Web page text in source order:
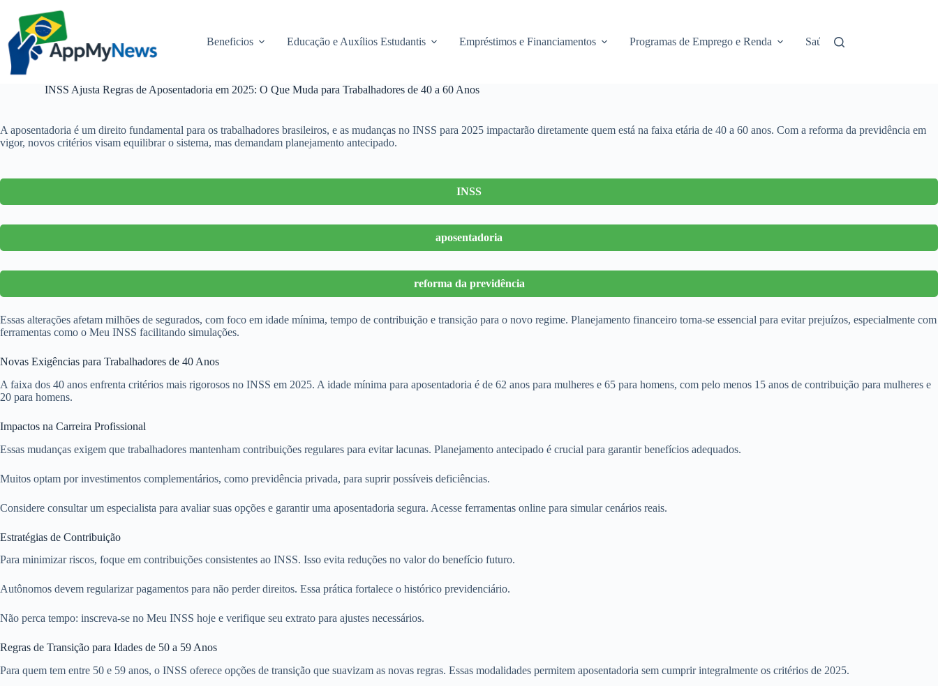
conteúdo
Beneficios Educação e Auxílios Estudantis Empréstimos e Financiamentos Programas de Emprego e Renda Saúde e Assistência
INSS Ajusta Regras de Aposentadoria em 2025: O Que Muda para Trabalhadores de 40 a 60 Anos
A aposentadoria é um direito fundamental para os trabalhadores brasileiros, e as mudanças no INSS para 2025 impactarão diretamente quem está na faixa etária de 40 a 60 anos. Com a reforma da previdência em
vigor, novos critérios visam equilibrar o sistema, mas demandam planejamento antecipado.
INSS
aposentadoria
reforma da previdência
Essas alterações afetam milhões de segurados, com foco em idade mínima, tempo de contribuição e transição para o novo regime. Planejamento financeiro torna-se essencial para evitar prejuízos, especialmente com
ferramentas como o Meu INSS facilitando simulações.
Novas Exigências para Trabalhadores de 40 Anos
A faixa dos 40 anos enfrenta critérios mais rigorosos no INSS em 2025. A idade mínima para aposentadoria é de 62 anos para mulheres e 65 para homens, com pelo menos 15 anos de contribuição para mulheres e
20 para homens.
Impactos na Carreira Profissional
Essas mudanças exigem que trabalhadores mantenham contribuições regulares para evitar lacunas. Planejamento antecipado é crucial para garantir benefícios adequados.
Muitos optam por investimentos complementários, como previdência privada, para suprir possíveis deficiências.
Considere consultar um especialista para avaliar suas opções e garantir uma aposentadoria segura. Acesse ferramentas online para simular cenários reais.
Estratégias de Contribuição
Para minimizar riscos, foque em contribuições consistentes ao INSS. Isso evita reduções no valor do benefício futuro.
Autônomos devem regularizar pagamentos para não perder direitos. Essa prática fortalece o histórico previdenciário.
Não perca tempo: inscreva-se no Meu INSS hoje e verifique seu extrato para ajustes necessários.
Regras de Transição para Idades de 50 a 59 Anos
Para quem tem entre 50 e 59 anos, o INSS oferece opções de transição que suavizam as novas regras. Essas modalidades permitem aposentadoria sem cumprir integralmente os critérios de 2025.